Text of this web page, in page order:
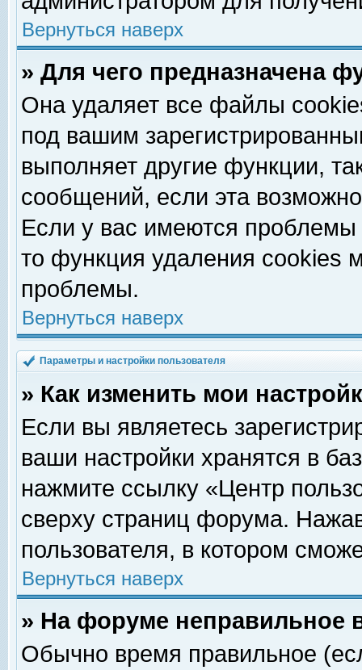
Вернуться наверх
» Для чего предназначена
Она удаляет все файлы
под вашим
выполняет другие функции,
сообщений, если эта
Если у вас имеются
то функция удаления cookies
проблемы.
Вернуться наверх
Параметры и настройки пользователя
» Как изменить мои
Если вы являетесь
ваши настройки хранятся в
нажмите ссылку «Центр
сверху страниц форума.
пользователя, в котором
Вернуться наверх
» На форуме неправильное
Обычно время правильное